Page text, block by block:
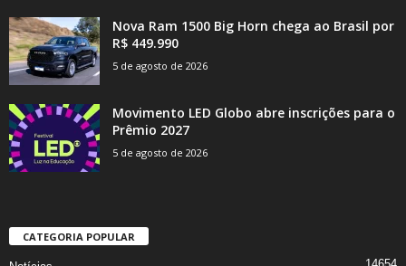
Nova Ram 1500 Big Horn chega ao Brasil por
R$ 449.990
5 de agosto de 2026
Movimento LED Globo abre inscrições para o
Prêmio 2027
5 de agosto de 2026
CATEGORIA POPULAR